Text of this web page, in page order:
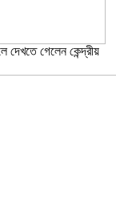
দেখতে গেলেন কেন্দ্রীয়